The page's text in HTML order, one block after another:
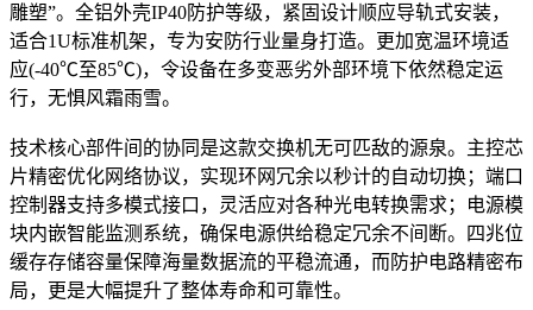
雕塑”。全铝外壳IP40防护等级，紧固设计顺应导轨式安装，
适合1U标准机架，专为安防行业量身打造。更加宽温环境适
应(-40℃至85℃)，令设备在多变恶劣外部环境下依然稳定运
行，无惧风霜雨雪。
技术核心部件间的协同是这款交换机无可匹敌的源泉。主控芯
片精密优化网络协议，实现环网冗余以秒计的自动切换；端口
控制器支持多模式接口，灵活应对各种光电转换需求；电源模
块内嵌智能监测系统，确保电源供给稳定冗余不间断。四兆位
缓存存储容量保障海量数据流的平稳流通，而防护电路精密布
局，更是大幅提升了整体寿命和可靠性。